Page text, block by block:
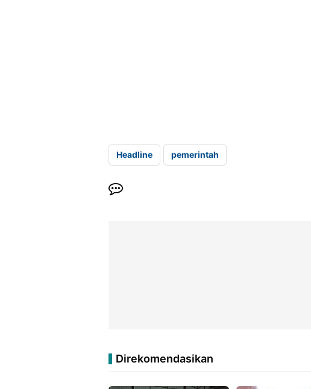
Headline pemerintah
Direkomendasikan